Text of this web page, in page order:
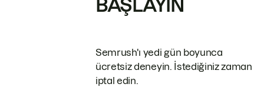
BAŞLAYIN
Semrush'ı yedi gün boyunca
ücretsiz deneyin. İstediğiniz zaman
iptal edin.